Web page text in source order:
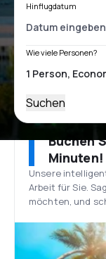
Hinflugdatum
Wie viele Personen?
Suchen
Buchen
Minuten!
Unsere
Arbeit für Sie.
möchten, und